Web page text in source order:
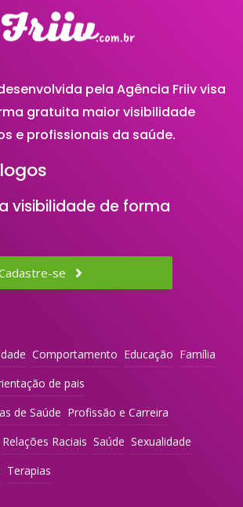
pela Agência Friiv visa
gratuita maior visibilidade
e profissionais da saúde.
visibilidade de forma
se
Comportamento Educação Família
de pais
de Saúde Profissão e Carreira
Relações Raciais Saúde Sexualidade
Terapias